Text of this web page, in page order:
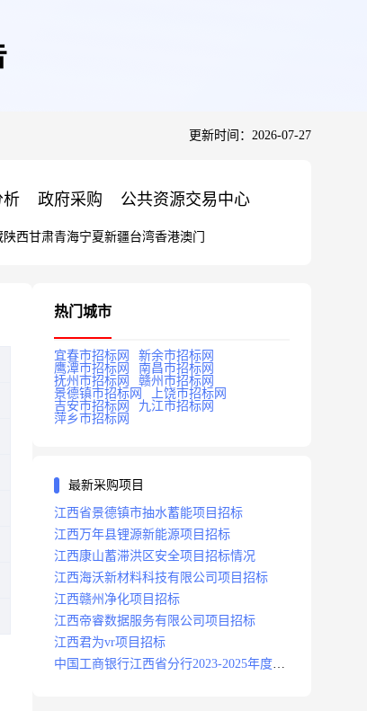
更新时间：2026-07-27
析 政府采购 公共资源交易中心
陕西甘肃青海宁夏新疆台湾香港澳门
热门城市
宜春市招标网
新余市招标网
鹰潭市招标网
南昌市招标网
抚州市招标网
赣州市招标网
景德镇市招标网
上饶市招标网
吉安市招标网
九江市招标网
萍乡市招标网
最新采购项目
江西省景德镇市抽水蓄能项目招标
江西万年县锂源新能源项目招标
江西康山蓄滞洪区安全项目招标情况
江西海沃新材料科技有限公司项目招标
江西赣州净化项目招标
江西帝睿数据服务有限公司项目招标
江西君为vr项目招标
中国工商银行江西省分行2023-2025年度补